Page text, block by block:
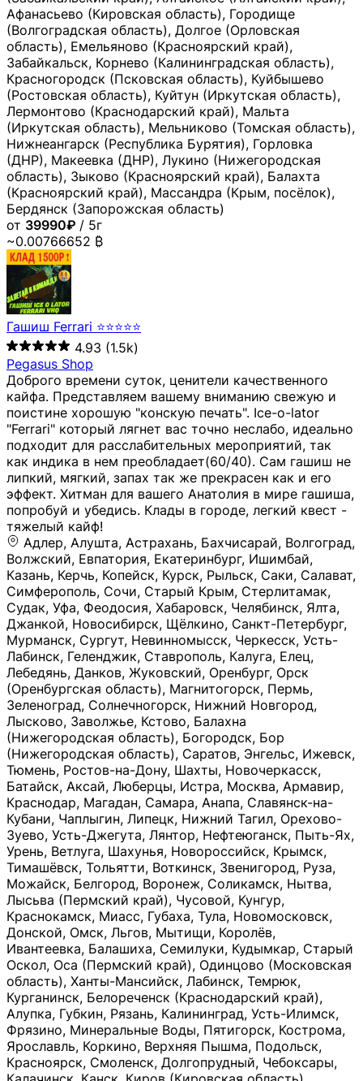
Афанасьево (Кировская область), Городище
(Волгоградская область), Долгое (Орловская
область), Емельяново (Красноярский край),
Забайкальск, Корнево (Калининградская область),
Красногородск (Псковская область), Куйбышево
(Ростовская область), Куйтун (Иркутская область),
Лермонтово (Краснодарский край), Мальта
(Иркутская область), Мельниково (Томская область),
Нижнеангарск (Республика Бурятия), Горловка
(ДНР), Макеевка (ДНР), Лукино (Нижегородская
область), Зыково (Красноярский край), Балахта
(Красноярский край), Массандра (Крым, посёлок),
Бердянск (Запорожская область)
от 39990₽ / 5г
~0.00766652 ₿
Гашиш Ferrari ⭐⭐⭐⭐⭐
4.93 (1.5k)
Pegasus Shop
Доброго времени суток, ценители качественного
кайфа. Представляем вашему вниманию свежую и
поистине хорошую "конскую печать". Ice-o-lator
"Ferrari" который лягнет вас точно неслабо, идеально
подходит для расслабительных мероприятий, так
как индика в нем преобладает(60/40). Сам гашиш не
липкий, мягкий, запах так же прекрасен как и его
эффект. Хитман для вашего Анатолия в мире гашиша,
попробуй и убедись. Клады в городе, легкий квест -
тяжелый кайф!
Адлер, Алушта, Астрахань, Бахчисарай, Волгоград, Волжский, Евпатория, Екатеринбург, Ишимбай, Казань, Керчь, Копейск, Курск, Рыльск, Саки, Салават, Симферополь, Сочи, Старый Крым, Стерлитамак, Судак, Уфа, Феодосия, Хабаровск, Челябинск, Ялта, Джанкой, Новосибирск, Щёлкино, Санкт-Петербург, Мурманск, Сургут, Невинномысск, Черкесск, Усть-Лабинск, Геленджик, Ставрополь, Калуга, Елец, Лебедянь, Данков, Жуковский, Оренбург, Орск (Оренбургская область), Магнитогорск, Пермь, Зеленоград, Солнечногорск, Нижний Новгород, Лысково, Заволжье, Кстово, Балахна (Нижегородская область), Богородск, Бор (Нижегородская область), Саратов, Энгельс, Ижевск, Тюмень, Ростов-на-Дону, Шахты, Новочеркасск, Батайск, Аксай, Люберцы, Истра, Москва, Армавир, Краснодар, Магадан, Самара, Анапа, Славянск-на-Кубани, Чаплыгин, Липецк, Нижний Тагил, Орехово-Зуево, Усть-Джегута, Лянтор, Нефтеюганск, Пыть-Ях, Урень, Ветлуга, Шахунья, Новороссийск, Крымск, Тимашёвск, Тольятти, Воткинск, Звенигород, Руза, Можайск, Белгород, Воронеж, Соликамск, Нытва, Лысьва (Пермский край), Чусовой, Кунгур, Краснокамск, Миасс, Губаха, Тула, Новомосковск, Донской, Омск, Льгов, Мытищи, Королёв, Ивантеевка, Балашиха, Семилуки, Кудымкар, Старый Оскол, Оса (Пермский край), Одинцово (Московская область), Ханты-Мансийск, Лабинск, Темрюк, Курганинск, Белореченск (Краснодарский край), Алупкa, Губкин, Рязань, Калининград, Усть-Илимск, Фрязино, Минеральные Воды, Пятигорск, Кострома, Ярославль, Коркино, Верхняя Пышма, Подольск, Красноярск, Смоленск, Долгопрудный, Чебоксары, Калачинск, Канск, Киров (Кировская область), Вологда, Рославль, Владивосток, Обнинск, Балабаново (Калужская область), Малоярославец, Брянск, Видное, Ярцево, Вязьма, Гагарин, Приволжск, Фурманов, Чайковский, Кинешма, Горячий Ключ, Улан-Удэ, Туймазы, Дюртюли, Альметьевск, Нефтекамск, Хадыженск, Апшеронск, Майкоп, Уссурийск, Ульяновск, Гатчина, Луга (Ленинградская область), Надым, Ногинск, Электросталь, Железнодорожный (Московская область), Бутурлиновка, Кириллов, Краснознаменск (Калиниградская область), Мышкин, Томмот, Холм, Абакан, Абдулино, Агидель, Агрыз, Адыгейск, Азнакаево, Алатырь, Алдан, Алейск, Александров, Александровск, Алексеевка (Белгородская обл.), Алексин, Амурск, Анадырь, Ангарск, Андреаполь, Анжеро-Судженск, Анива, Апатиты, Арамиль, Ардон, Арзамас, Аркадак, Арсеньев, Артём, Артёмовский, Архангельск, Асбест, Асино, Аткарск, Ахтубинск, Аша, Бабаево (Вологодская область), Бавлы (Республика Татарстан), Байкальск, Бакал, Баксан, Балаклава, Балаково (Саратовская область), Балашов (Саратовская область), Балтийск, Барабинск, Барнаул, Барыш (Ульяновская область), Бежецк, Белая Калитва (Ростовская область), Белебей, Белогорск (Крым), Белозерск, Белокуриха, Беломорск, Белоозёрский (Московская область), Белорецк (Республика Башкортостан), Кызыл, Белоярский (Ханты-Мансийский АО), Бердск, Березники (Пермский край), Берёзовский (Кемеровская область), Берёзовский (Свердловская область), Беслан, Бийск, Бикин, Билибино, Биробиджан, Благовещенск (Амурская область), Благовещенск (Башкортостан), Бобров, Богородицк, Боготол, Богучар, Бокситогорск (Ленинградская область), Бологое (Тверская область), Болхов, Большой Камень (Приморский край), Борисоглебск (Воронежская область), Боровичи (Новгородская область), Боровск, Бородино, Братск, Бронницы (Московская область), Бугульма (Республика Татарстан), Бугуруслан (Оренбургская область), Буинск, Буй, Буйнакск, Валдай, Валуйки, Велиж, Великие Луки, Великий Новгород, Великий Устюг, Вельск, Венёв, Верещагино, Верхнеуральск, Верхний Уфалей, Верхняя Салда, Верхняя Тура, Весьегонск, Вилючинск, Вихоревка, Вичуга, Владикавказ, Волгодонск, Волгореченск, Володарск, Волосово, Волчанск, Вольск, Воркута, Ворсма, Всеволожск (Ленинградская область), Вуктыл, Выкса, Высоковск, Высоцк, Вытегра, Вышний Волочёк, Вяземский, Вязники, Вятские Поляны, Нея, Шилка, Гаврилов Посад, Гаврилов-Ям, Гай, Галич, Гдов, Голицыно, Горно-Алтайск, Горнозаводск, Горняк, Городец, Гороховец, Гремячинск, Грозный, Грязи, Грязовец, Губкинский, Гуково, Гулькевичи, Гурьевск (Калининградская область), Гурьевск (Кемеровская область), Гусев, Гусь-Хрустальный, Давлеканово, Далматово, Дальнегорск, Дегтярск, Дедовск, Демидов, Дербент, Десногорск, Дзержинск, Дзержинский (Московская область), Дивногорск, Димитровград, Дмитровск, Дно, Добрянка, Долинск, Домодедово, Донецк (ДНР), Дорогобуж, Дрезна, Дубна, Дудинка, Духовщина, Дятьково, Егорьевск, Елабуга, Елизово, Ельня (Будет изменено название), Емва, Енисейск, Ермолино, Ершов, Ессентуки, Ефремов, Железноводск, Железногорск (Красноярский край), Железногорск (Курская область), Железногорск-Илимский, Жигулёвск, Жиздра, Жирновск, Жуков, Жуковка, Заводоуковск, Заволжск, Задонск, Заинск, Заозёрный, Заозёрск, Западная Двина, Заполярный, Зарайск, Заречный (Пензенская область), Заречный (Свердловская область), Заринск, Звенигово, Зверево, Зеленогорск ( Ленинградская обл. ), Зеленоградск, Зеленодольск, Зеленокумск, Зерноград, Зима, Змеиногорск, Зубцов, Ивангород, Иваново, Ивдель, Избербаш, Изобильный, Иланский, Инза, Инкерман, Инта, Ипатово, Искитим, Йошкар-Ола, Кадников, Калач, Калач-на-Дону, Калининск, Калтан, Калязин, Камбарка, Каменка (Пензенская область), Каменногорск (Ленинградская область), Каменск-Уральский, Каменск-Шахтинский, Камень-на-Оби, Камешково, Камышин, Канаш, Кандалакша, Карабаново, Карабаш, Карачаевск, Каргат, Каргополь, Карпинск, Карталы, Касимов, Касли, Каспийск, Катав-Ивановск, Катайск, Качканар, Кашин, Кашира, Кемерово, Кемь, Кизел, Кизилюрт, Кизляр, Кимовск, Кимры, Кингисепп, Кинель, Киреевск, Киренск, Киржач, Кириши, Кирово-Чепецк, Кировск (Ленинградская область), Кировск (Мурманская область), Кирсанов, Киселёвск, Кисловодск, Климовск, Клинцы, Княгинино, Ковдор, Ковров, Когалым, Козельск, Козьмодемьянск, Кола, Кологрив, Колпашево, Колпино, Кольчугино, Комсомольск, Комсомольск-на-Амуре, Конаково, Кондопога, Кондрово, Константиновск, Кораблино, Кореновск, Корсаков, Коряжма, Костерёво, Костомукша, Котельники, Котельниково, Котельнич, Котлас, Котовск, Кохма, Красноармейск (Московская область), Краснозаводск, Краснознаменск (Московская область), Краснокаменск, Краснослободск (Волгоградская область), Краснотурьинск, Красноуральск, Красный Сулин, Кремёнки, Кропоткин, Кубинка, Кувшиново (Тверская область), Кудрово, Кулебаки, Кумертау, Курлово, Куровское, Куртамыш, Курчатов, Куса, Кушва, Кыштым, Лабытнанги, Лагань, Лаишево (Республика Татарстан), Лакинск, Лангепас, Лахденпохья, Ленинск-Кузнецкий, Ленск (Республика Саха), Лермонтов (Ставропольский край), Лесозаводск (Приморский край), Лесосибирск, Ливны (Орловская область), Ликино-Дулёво, Липки (Тульская область), Лиски (Воронежская область), Лихославль, Лодейное Поле, Ломоносов (Санкт-Петербург), Лосино-Петровский, Лукоянов, Луховицы, Лыткарино, Любань (Ленинградская область), Любим, Людиново, Магас, Майский, Макаров, Малая Вишера, Малгобек, Мамадыш, Мамоново, Мантурово, Маркс, Махачкала, Мглин, Мегион, Медвежьегорск, Медногорск, Медынь, Меленки, Мелеуз, Менделеевск, Мещовск, Микунь, Миллерово, Минусинск, Миньяр, Мирный (Архангельская область), Мирный (Якутия), Михайловка (Город), Михайловск (Свердловская область), Михайловск (Ставропольский край), Могоча, Можга, Моздок, Мончегорск, Морозовск, Моршанск, Мосальск, Муравленко, Мурино, Муром, Мценск, Мыски, Набережные Челны, Навашино (Нижегородская область), Назарово (Красноярский край), Назрань, Нальчик, Наро-Фоминск, Нарткала, Нарьян-Мар, Находка, Невель (Псковская область), Невельск, Невьянск, Нелидово (Тверская область), Неман, Нерехта (Костромская область), Нерюнгри, Нестеров, Нефтегорск (Самарская область), Нефтекумск, Нижневартовск, Нижнекамск (Республика Татарстан), Нижнеудинск, Нижние Серги, Нижний Ломов, Нижняя Тура, Николаевск-на-Амуре, Никольск (Вологодская область), Никольск (Пензенская область), Новая Ладога, Новая Ляля, Новоалександровск, Новоалтайск, Нововоронеж, Новодвинск, Новозыбков, Новокубанск, Новокуйбышевск, Новомичуринск, Новопавловск, Новоржев, Новосокольники, Новотроицк, Новоульяновск, Новоуральск, Новохопёрск, Новочебоксарск, Новошахтинск, Новый Оскол, Новый Уренгой, Норильск, Нурлат, Нягань, Нязепетровск, Няндома, Облучье, Обоянь, Озёрск (Калининградская область), Озёрск (Челябинская область), Озёры, Октябрьск (Самарская область), Октябрьский (Башкортостан), Окуловка (Новгородская область), Оленегорск, Олонец, Онега, Опочка, Осинники, Осташков, Остров, Острогожск, Отрадный, Оха, Павлово, Павловск (Воронежская область), Павловск (Санкт-Петербург), Павловский Посад, Партизанск, Певек, Пенза, Первоуральск, Перевоз, Пересвет, Переславль-Залесский, Пестово (Новгородская область), Петрозаводск, Петропавловск-Камчатский, Печоры, Пикалёво, Пионерский, Питкяранта, Плавск, Плёс, Подпорожье, Покачи, Покров, Покровск, Полесск, Полысаево, Полярные Зори, Полярный, Поронайск, Порхов, Похвистнево, Почеп, Починок, Пошехонье, Правдинск, Приморск (Калининградская область), Приморско-Ахтарск, Приозерск, Прокопьевск, Протвино, Прохладный, Пугачёв, Пудож, Пустошка, Пушкино, Пущино, Пыталово, Радужный (Владимирская область), Радужный (Ханты-Мансийский АО), Райчихинск, Раменское, Рассказово, Ревда, Реж, Реутов, Родники, Россошь, Ростов (Ярославская обл.), Рошаль, Ртищево, Рубцовск, Рузаевка, Рыбинск, Рыбное, Ряжск, Салехард, Сальск, Саранск, Сарапул, Саров, Сасово, Сатка, Сафоново, Саяногорск, Саянск, Светлогорск, Светлоград, Светлый, Светогорск (Ленинградская область), Свободный, Себеж, Северобайкальск, Северодвинск, Североуральск, Сегежа, Семикаракорск, Сенгилей, Серафимович, Сергач, Сергиев Посад, Сердобск, Сертолово (Ленинградская область), Сестрорецк (Ленинградская область), Сибай, Скопин, Славгород, Сланцы, Слободской, Слюдянка, Собинка, Советск (Кировская область), Советск (Калининградская область), Советск (Тульская область), Советская Гавань, Советский (Ханты-Мансийский АО), Сокол (Вологодская область), Солигалич, Соль-Илецк, Сольцы, Сортавала, Сосенский, Сосновоборск, Сосновый Бор (Ленинградская область), Сосногорск, Спас-Клепики, Спасск-Рязанский, С